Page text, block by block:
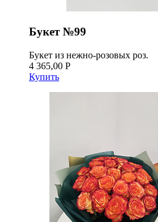
Букет №99
Букет из нежно-розовых роз.
4 365,00 Р
Купить